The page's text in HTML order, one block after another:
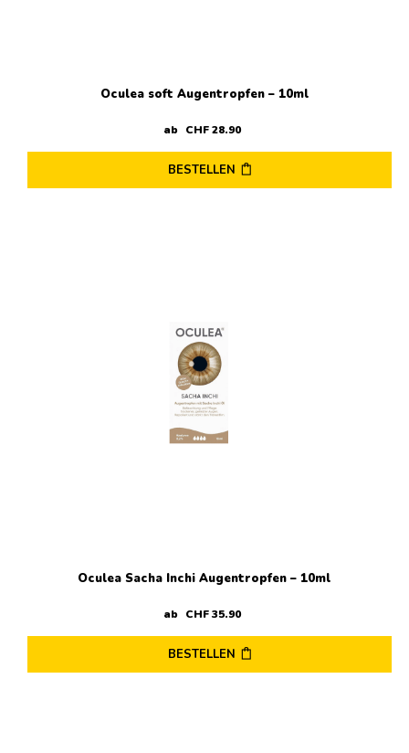
Oculea soft Augentropfen – 10ml
ab CHF28.90
BESTELLEN
Oculea Sacha Inchi Augentropfen – 10ml
ab CHF35.90
BESTELLEN